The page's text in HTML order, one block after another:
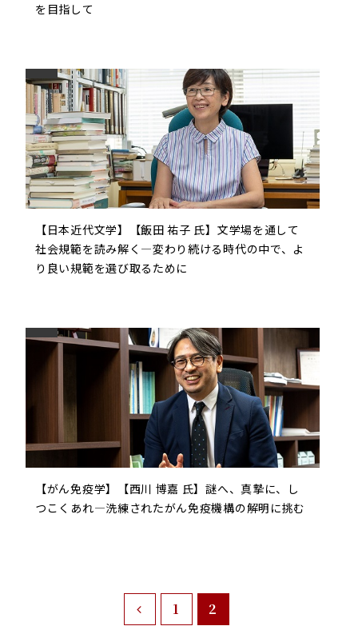
を目指して
【日本近代文学】【飯田 祐子 氏】文学場を通して
社会規範を読み解く―変わり続ける時代の中で、よ
り良い規範を選び取るために
【がん免疫学】【西川 博嘉 氏】謎へ、真摯に、し
つこくあれ―洗練されたがん免疫機構の解明に挑む
1 2